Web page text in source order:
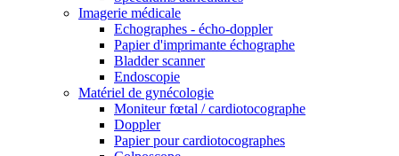
Imagerie médicale
Echographes - écho-doppler
Papier d'imprimante échographe
Bladder scanner
Endoscopie
Matériel de gynécologie
Moniteur fœtal / cardiotocographe
Doppler
Papier pour cardiotocographes